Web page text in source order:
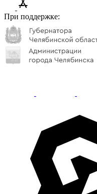
При поддержке: